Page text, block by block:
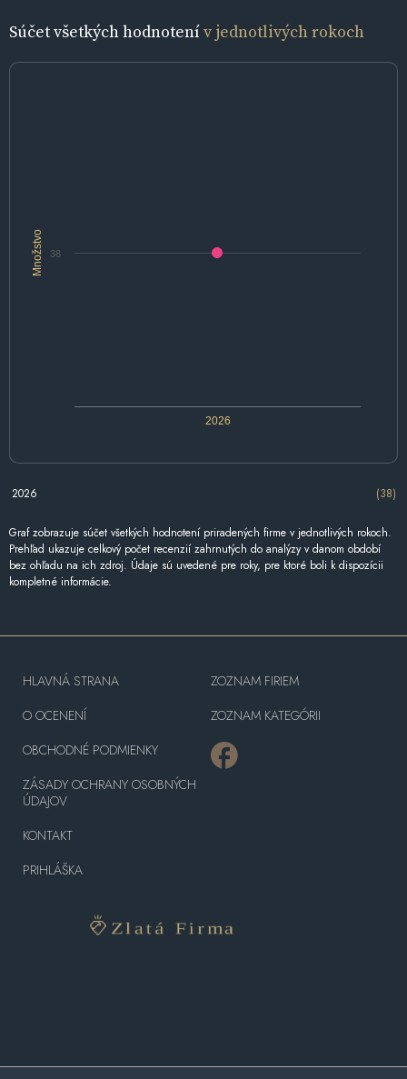
Súčet všetkých hodnotenív jednotlivých rokoch
Množstvo
2026
38
2026 (38)
Graf zobrazuje súčet všetkých hodnotení priradených firme v jednotlivých rokoch.
Prehľad ukazuje celkový počet recenzií zahrnutých do analýzy v danom období
bez ohľadu na ich zdroj. Údaje sú uvedené pre roky, pre ktoré boli k dispozícii
kompletné informácie.
HLAVNÁ STRANA
O OCENENÍ
OBCHODNÉ PODMIENKY
ZÁSADY OCHRANY OSOBNÝCH
ÚDAJOV
KONTAKT
PRIHLÁŠKA
ZOZNAM FIRIEM
ZOZNAM KATEGÓRII